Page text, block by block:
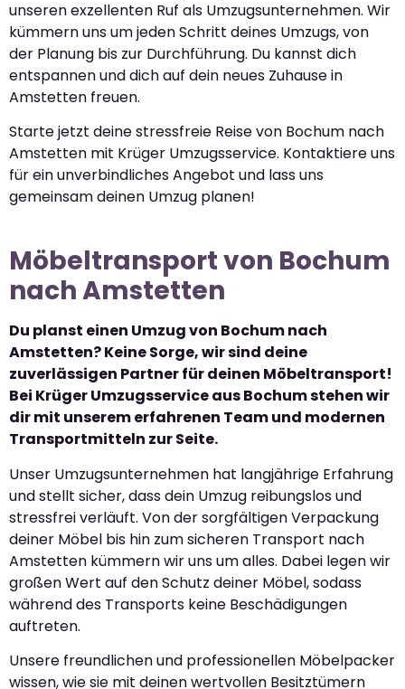
unseren exzellenten Ruf als Umzugsunternehmen. Wir
kümmern uns um jeden Schritt deines Umzugs, von
der Planung bis zur Durchführung. Du kannst dich
entspannen und dich auf dein neues Zuhause in
Amstetten freuen.
Starte jetzt deine stressfreie Reise von Bochum nach
Amstetten mit Krüger Umzugsservice. Kontaktiere uns
für ein unverbindliches Angebot und lass uns
gemeinsam deinen Umzug planen!
Möbeltransport von Bochum
nach Amstetten
Du planst einen Umzug von Bochum nach
Amstetten? Keine Sorge, wir sind deine
zuverlässigen Partner für deinen Möbeltransport!
Bei Krüger Umzugsservice aus Bochum stehen wir
dir mit unserem erfahrenen Team und modernen
Transportmitteln zur Seite.
Unser Umzugsunternehmen hat langjährige Erfahrung
und stellt sicher, dass dein Umzug reibungslos und
stressfrei verläuft. Von der sorgfältigen Verpackung
deiner Möbel bis hin zum sicheren Transport nach
Amstetten kümmern wir uns um alles. Dabei legen wir
großen Wert auf den Schutz deiner Möbel, sodass
während des Transports keine Beschädigungen
auftreten.
Unsere freundlichen und professionellen Möbelpacker
wissen, wie sie mit deinen wertvollen Besitztümern